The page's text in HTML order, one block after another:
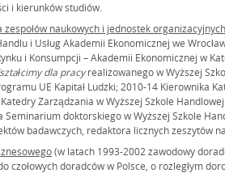
i kierunków studiów.
zespołów naukowych i jednostek
i Usług Akademii Ekonomicznej we
i Konsumpcji – Akademii Ekonomicznej w
dla pracyrealizowanego w Wyższej
UE Kapitał Ludzki; 2010-14 Kierownika
Zarządzania w Wyższej Szkole
Seminarium doktorskiego w Wyższej Szkole
badawczych, redaktora licznych zeszytów
(w latach 1993-2002 zawodowy
czołowych doradców w Polsce, o rozległym